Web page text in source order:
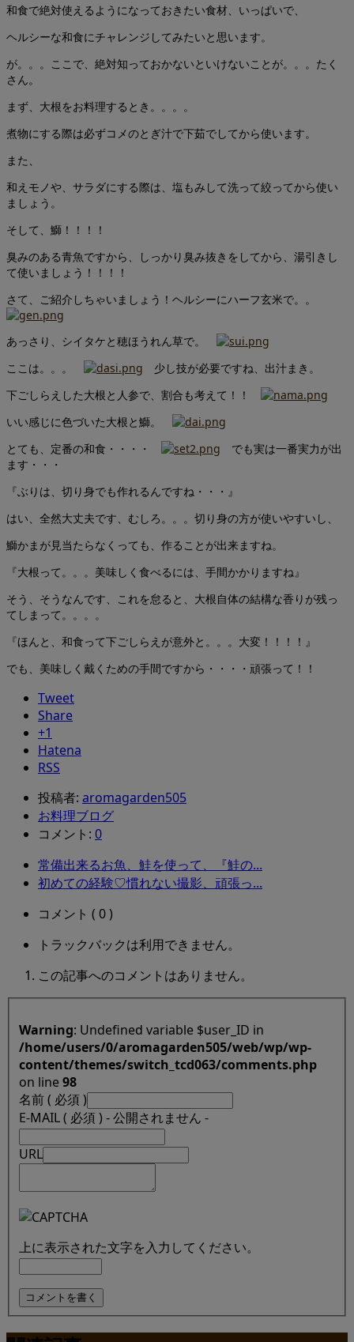
和食で絶対使えるようになっておきたい食材、いっぱいで、
ヘルシーな和食にチャレンジしてみたいと思います。
が。。。ここで、絶対知っておかないといけないことが。。。たく
さん。
まず、大根をお料理するとき。。。。
煮物にする際は必ずコメのとぎ汁で下茹でしてから使います。
また、
和えモノや、サラダにする際は、塩もみして洗って絞ってから使い
ましょう。
そして、鰤！！！！
臭みのある青魚ですから、しっかり臭み抜きをしてから、湯引きし
て使いましょう！！！！
さて、ご紹介しちゃいましょう！ヘルシーにハーフ玄米で。。
あっさり、シイタケと穂ほうれん草で。
ここは。。。
少し技が必要ですね、出汁まき。
下ごしらえした大根と人参で、割合も考えて！！
いい感じに色づいた大根と鰤。
とても、定番の和食・・・・
でも実は一番実力が出
ます・・・
『ぶりは、切り身でも作れるんですね・・・』
はい、全然大丈夫です、むしろ。。。切り身の方が使いやすいし、
鰤かまが見当たらなくっても、作ることが出来ますね。
『大根って。。。美味しく食べるには、手間かかりますね』
そう、そうなんです、これを怠ると、大根自体の結構な香りが残っ
てしまって。。。。
『ほんと、和食って下ごしらえが意外と。。。大変！！！！』
でも、美味しく戴くための手間ですから・・・・頑張って！！
Tweet
Share
+1
Hatena
RSS
投稿者: aromagarden505
お料理ブログ
コメント: 0
常備出来るお魚、鮭を使って、『鮭の...
初めての経験♡慣れない撮影、頑張っ...
コメント ( 0 )
トラックバックは利用できません。
この記事へのコメントはありません。
Warning : Undefined variable $user_ID in
/home/users/0/aromagarden505/web/wp/wp-
content/themes/switch_tcd063/comments.php
on line98
名前 ( 必須 )
E-MAIL ( 必須 ) - 公開されません -
URL
上に表示された文字を入力してください。